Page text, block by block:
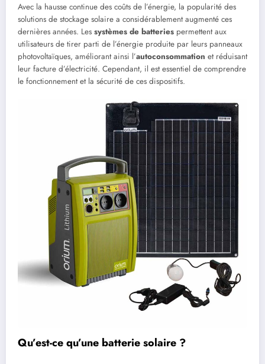
Avec la hausse continue des coûts de l’énergie, la popularité des
solutions de stockage solaire a considérablement augmenté ces
dernières années. Les systèmes de batteries permettent aux
utilisateurs de tirer parti de l’énergie produite par leurs panneaux
photovoltaïques, améliorant ainsi l’autoconsommation et réduisant
leur facture d’électricité. Cependant, il est essentiel de comprendre
le fonctionnement et la sécurité de ces dispositifs.
Qu’est-ce qu’une batterie solaire ?